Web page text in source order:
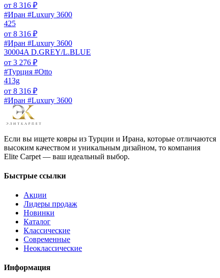
от 8 316 ₽
#Иран #Luxury 3600
425
от 8 316 ₽
#Иран #Luxury 3600
30004A D.GREY/L.BLUE
от 3 276 ₽
#Турция #Otto
413g
от 8 316 ₽
#Иран #Luxury 3600
Если вы ищете ковры из Турции и Ирана, которые отличаются
высоким качеством и уникальным дизайном, то компания
Elite Carpet — ваш идеальный выбор.
Быстрые ссылки
Акции
Лидеры продаж
Новинки
Каталог
Классические
Современные
Неоклассические
Информация